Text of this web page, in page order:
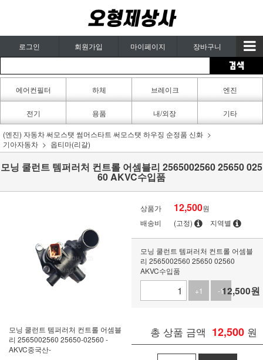
로그인 회원가입 마이페이지 장바구니
에어컨필터
카페인트
하체 브레이크 엔진
전기 용품 내/외장 기타
(엔진) 자동차 써모스탯 썸머스타트 써모스탯 하우징 순정품 신화
기아자동차
옵티마(리갈)
모닝 쿨런트 템퍼러처 컨트롤 어셈블리 2565002560 25650 025
60 AKVC수입품
모닝 쿨런트 템퍼러처 컨트롤 어셈블
리 2565002560 25650-02560 -
AKVC중국산-
상품가 12,500원
배송비
(고정) 지역별
모닝 쿨런트 템퍼러처 컨트롤 어셈블
리 2565002560 25650 02560
AKVC수입품
+1
-112,500원
총 상품 금액 12,500 원